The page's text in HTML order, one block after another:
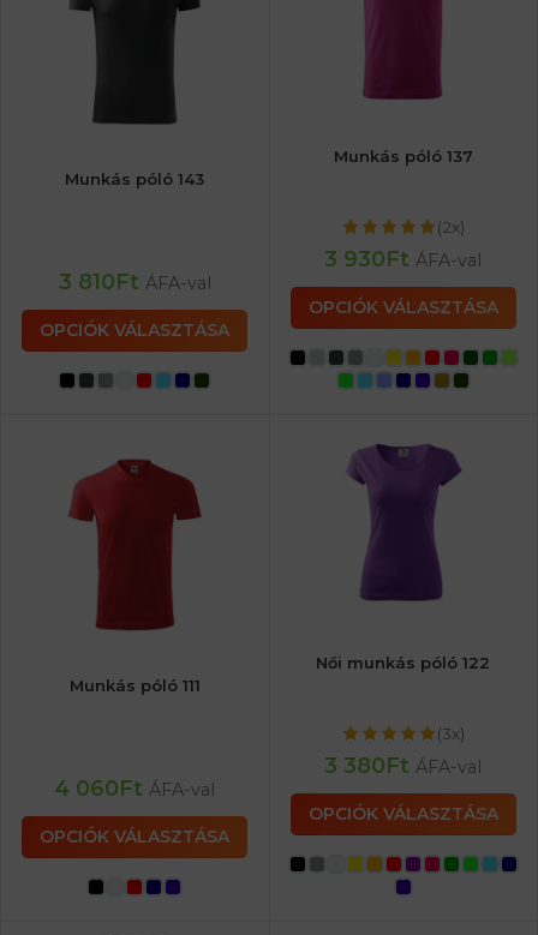
Munkás póló 143
3 810Ft ÁFA-val
OPCIÓK VÁLASZTÁSA
Munkás póló 137
(2x)
3 930Ft ÁFA-val
OPCIÓK VÁLASZTÁSA
Munkás póló 111
4 060Ft ÁFA-val
OPCIÓK VÁLASZTÁSA
Női munkás póló 122
(3x)
3 380Ft ÁFA-val
OPCIÓK VÁLASZTÁSA